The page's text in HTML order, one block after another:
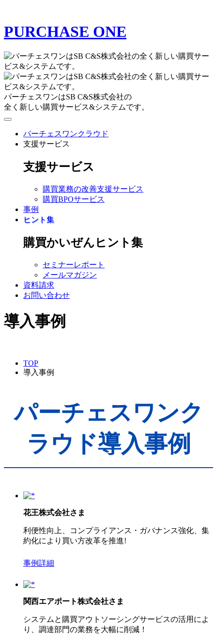
PURCHASE ONE
パーチェスワンはSB C&S株式会社の
全く新しい購買サービス&システムです。
パーチェスワンクラウド
支援サービス
支援サービス
購買業務の改善支援サービス
購買BPOサービス
事例
ヒント集
購買かいぜんヒント集
セミナーレポート
メールマガジン
資料請求
お問い合わせ
導入事例
TOP
導入事例
パーチェスワンク
ラウド導入事例
花王株式会社さま
利便性向上、コンプライアンス・ガバナンス強化、集
約化により買い方改革を推進!
事例詳細
関西エアポート株式会社さま
システムと購買アウトソーシングサービスの活用によ
り、調達部門の業務を大幅に削減！